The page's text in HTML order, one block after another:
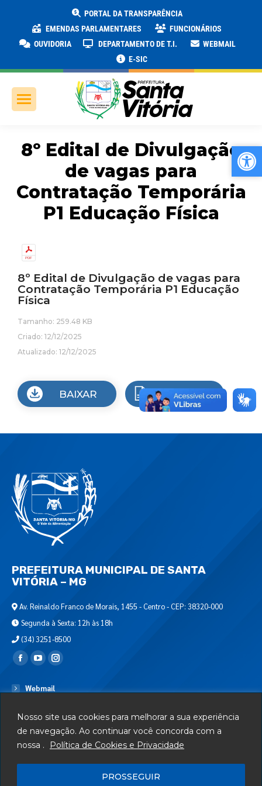
Nosso site usa cookies para melhorar a sua experiência
de navegação. Ao continuar você concorda com a
nossa .
Política de Cookies e Privacidade
PROSSEGUIR
PORTAL DA TRANSPARÊNCIA
EMENDAS PARLAMENTARES
FUNCIONÁRIOS
OUVIDORIA
DEPARTAMENTO DE T.I.
WEBMAIL
E-SIC
8º Edital de Divulgação
de vagas para
Contratação Temporária
P1 Educação Física
8º Edital de Divulgação de vagas para
Contratação Temporária P1 Educação
Física
Tamanho: 259.48 KB
Criado: 12/12/2025
Atualizado: 12/12/2025
BAIXAR VISUALIZAR
PREFEITURA MUNICIPAL DE SANTA
VITÓRIA – MG
Av. Reinaldo Franco de Morais, 1455 - Centro - CEP: 38320-000
Segunda à Sexta: 12h às 18h
(34) 3251-8500
Encontre-nos em:
Webmail
Serviços
Telefones Úteis